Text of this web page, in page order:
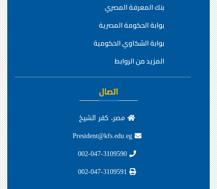
بنك المعرفة المصري
بوابة الحكومة المصرية
بوابة الشكاوي الحكومية
المزيد من الروابط
اتصال
مصر، كفر الشيخ